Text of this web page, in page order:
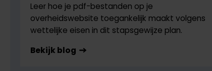
Leer hoe je pdf-bestanden op je
overheidswebsite toegankelijk maakt volgens
wettelijke eisen in dit stapsgewijze plan.
Bekijk blog